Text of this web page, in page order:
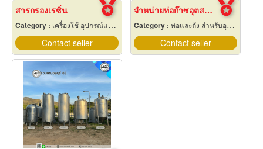
สารกรองเรซิ่น
Category : เครื่องใช้ อุปกรณ์และเคมีสำหรับลดความกระด้างน้ำกระด้าง
Contact seller
จำหน่ายท่อก๊าซอุตสาหกรรม และก๊าซการแพทย์
Category :ท่อและถัง สำหรับอุตสาหกรรมและเวชกรรมแก๊ส
Contact seller